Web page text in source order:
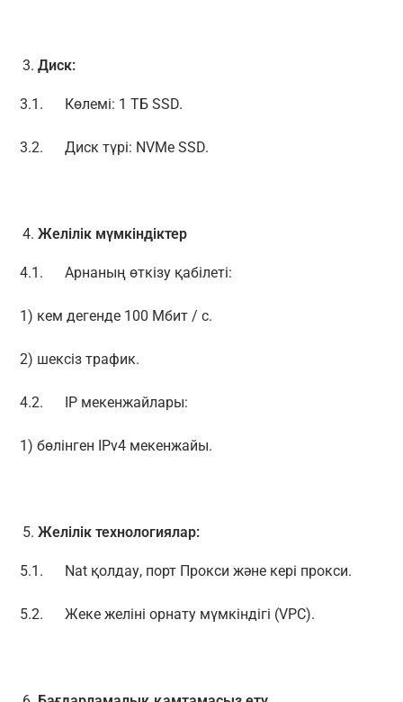
Диск:
3.1. Көлемі: 1 ТБ SSD.
3.2. Диск түрі: NVMe SSD.
Желілік мүмкіндіктер
4.1. Арнаның өткізу қабілеті:
1) кем дегенде 100 Мбит / с.
2) шексіз трафик.
4.2. IP мекенжайлары:
1) бөлінген IPv4 мекенжайы.
Желілік технологиялар:
5.1. Nat қолдау, порт Прокси және кері прокси.
5.2. Жеке желіні орнату мүмкіндігі (VPC).